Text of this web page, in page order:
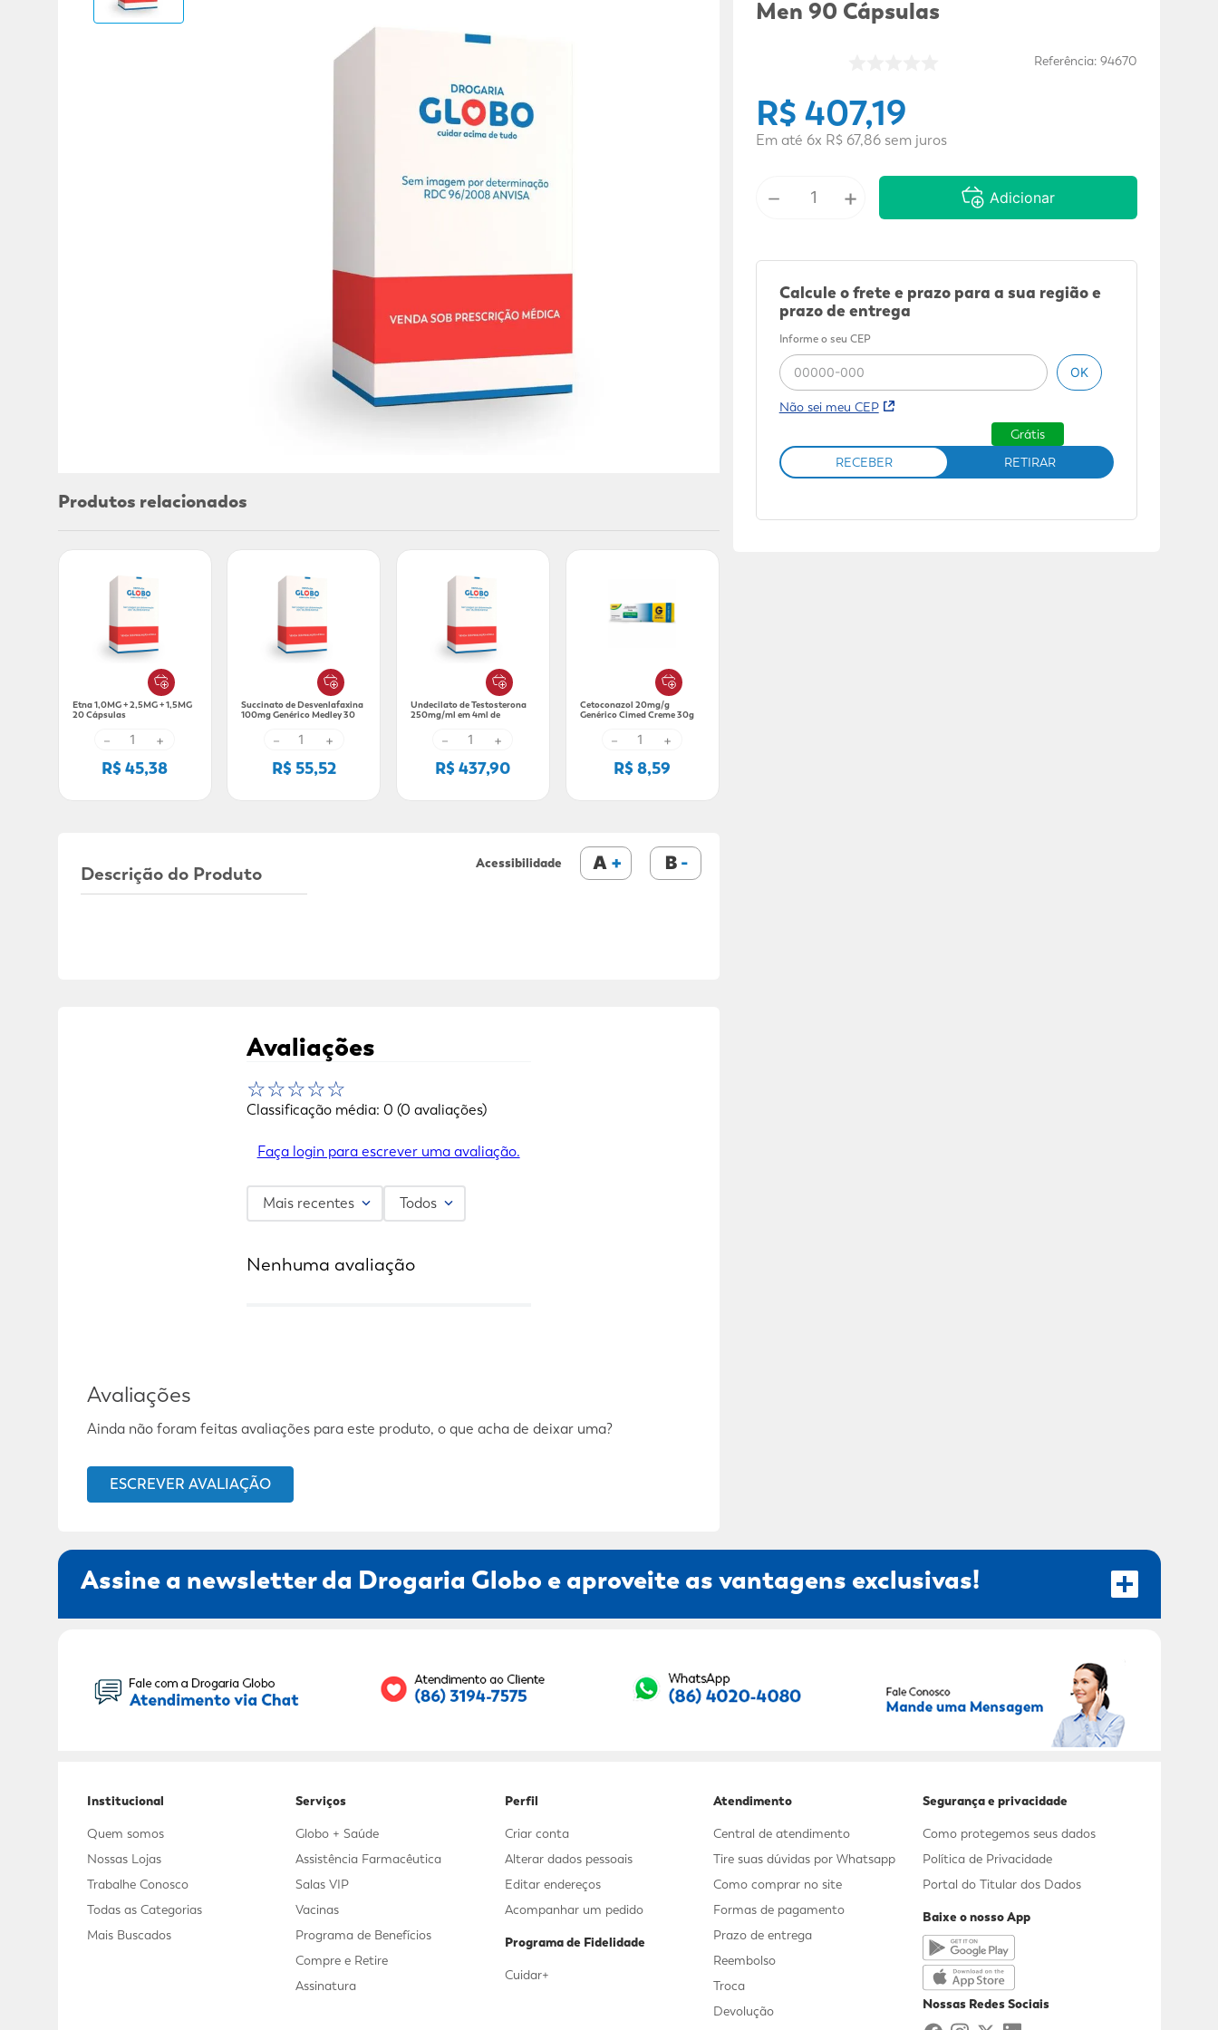
Produtos relacionados
Etna 1,0MG + 2,5MG + 1,5MG
20 Cápsulas
－ +
R$ 45,38
Succinato de Desvenlafaxina
100mg Genérico Medley 30
－ +
R$ 55,52
Undecilato de Testosterona
250mg/ml em 4ml de
－ +
R$ 437,90
Cetoconazol 20mg/g
Genérico Cimed Creme 30g
－ +
R$ 8,59
Acessibilidade A B
Descrição do Produto
Avaliações
☆☆☆☆☆
Classificação média: 0 (0 avaliações)
Faça login para escrever uma avaliação.
Mais recentes Todos
Nenhuma avaliação
Avaliações
Ainda não foram feitas avaliações para este produto, o que acha de deixar uma?
ESCREVER AVALIAÇÃO
Men 90 Cápsulas
Referência:94670
R$ 407,19
Em até 6x R$ 67,86sem juros
－ + Adicionar
Calcule o frete e prazo para a sua região e
prazo de entrega
Informe o seu CEP
OK
Não sei meu CEP
RECEBER RETIRAR
Grátis
Assine a newsletter da Drogaria Globo e aproveite as vantagens exclusivas!
RECEBER OFERTAS EXCLUSIVAS!
Institucional
Quem somos
Nossas Lojas
Trabalhe Conosco
Todas as Categorias
Mais Buscados
Serviços
Globo + Saúde
Assistência Farmacêutica
Salas VIP
Vacinas
Programa de Benefícios
Compre e Retire
Assinatura
Perfil
Criar conta
Alterar dados pessoais
Editar endereços
Acompanhar um pedido
Programa de Fidelidade
Cuidar+
Atendimento
Central de atendimento
Tire suas dúvidas por Whatsapp
Como comprar no site
Formas de pagamento
Prazo de entrega
Reembolso
Troca
Devolução
Segurança e privacidade
Como protegemos seus dados
Política de Privacidade
Portal do Titular dos Dados
Baixe o nosso App
Nossas Redes Sociais
10º